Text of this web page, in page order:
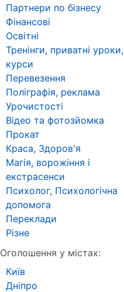
Партнери по бізнесу
Фінансові
Освітні
Тренінги, приватні уроки,
курси
Перевезення
Поліграфія, реклама
Урочистості
Відео та фотозйомка
Прокат
Краса, Здоров'я
Магія, ворожіння і
екстрасенси
Психолог, Психологічна
допомога
Переклади
Різне
Оголошення у містах:
Київ
Дніпро